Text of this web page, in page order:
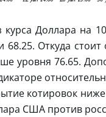
Доллара на
Откуда
уровня 76.65.
котировок
США против